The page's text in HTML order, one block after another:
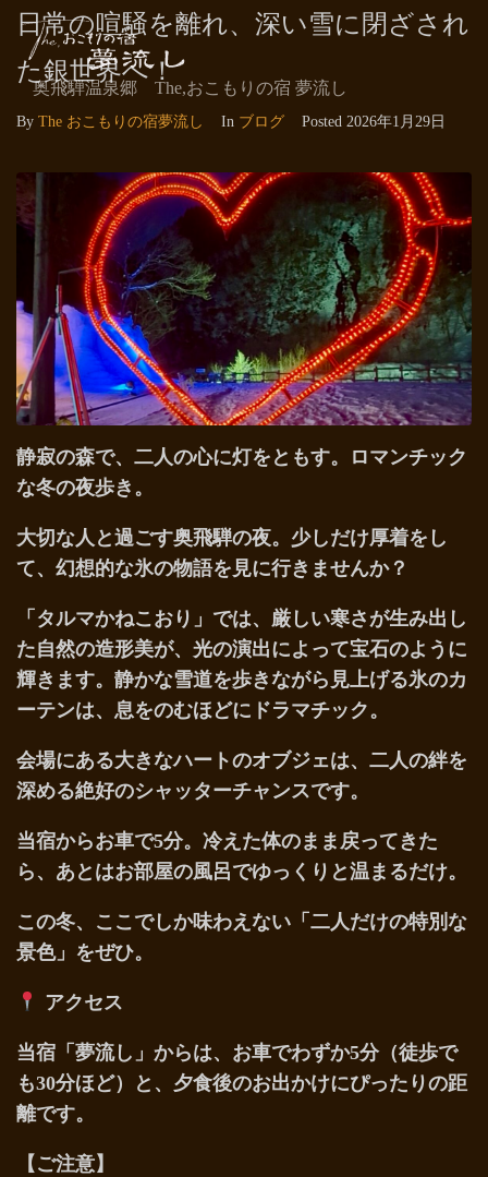
奥飛騨温泉郷 The,おこもりの宿 夢流し
日常の喧騒を離れ、深い雪に閉ざされ
た銀世界へ！
By The おこもりの宿夢流し In ブログ Posted 2026年1月29日
静寂の森で、二人の心に灯をともす。ロマンチック
な冬の夜歩き。
大切な人と過ごす奥飛騨の夜。少しだけ厚着をし
て、幻想的な氷の物語を見に行きませんか？
「タルマかねこおり」では、厳しい寒さが生み出し
た自然の造形美が、光の演出によって宝石のように
輝きます。静かな雪道を歩きながら見上げる氷のカ
ーテンは、息をのむほどにドラマチック。
会場にある大きなハートのオブジェは、二人の絆を
深める絶好のシャッターチャンスです。
当宿からお車で5分。冷えた体のまま戻ってきた
ら、あとはお部屋の風呂でゆっくりと温まるだけ。
この冬、ここでしか味わえない「二人だけの特別な
景色」をぜひ。
アクセス
当宿「夢流し」からは、お車でわずか5分（徒歩で
も30分ほど）と、夕食後のお出かけにぴったりの距
離です。
【ご注意】